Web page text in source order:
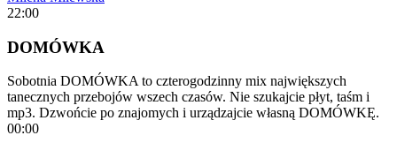
22:00
DOMÓWKA
Sobotnia DOMÓWKA to czterogodzinny mix największych
tanecznych przebojów wszech czasów. Nie szukajcie płyt, taśm i
mp3. Dzwońcie po znajomych i urządzajcie własną DOMÓWKĘ.
00:00